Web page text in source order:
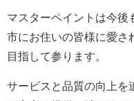
マスターペイントは今後
市にお住いの皆様に愛さ
目指して参ります。
サービスと品質の向上を